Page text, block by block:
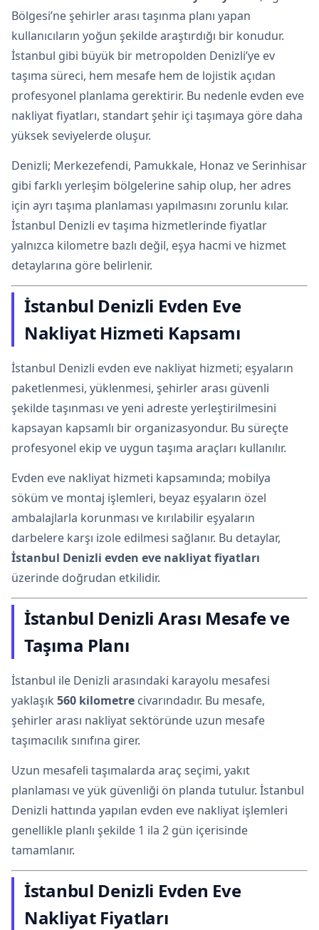
Bölgesi’ne şehirler arası taşınma planı yapan
kullanıcıların yoğun şekilde araştırdığı bir konudur.
İstanbul gibi büyük bir metropolden Denizli’ye ev
taşıma süreci, hem mesafe hem de lojistik açıdan
profesyonel planlama gerektirir. Bu nedenle evden eve
nakliyat fiyatları, standart şehir içi taşımaya göre daha
yüksek seviyelerde oluşur.
Denizli; Merkezefendi, Pamukkale, Honaz ve Serinhisar
gibi farklı yerleşim bölgelerine sahip olup, her adres
için ayrı taşıma planlaması yapılmasını zorunlu kılar.
İstanbul Denizli ev taşıma hizmetlerinde fiyatlar
yalnızca kilometre bazlı değil, eşya hacmi ve hizmet
detaylarına göre belirlenir.
İstanbul Denizli Evden Eve
Nakliyat Hizmeti Kapsamı
İstanbul Denizli evden eve nakliyat hizmeti; eşyaların
paketlenmesi, yüklenmesi, şehirler arası güvenli
şekilde taşınması ve yeni adreste yerleştirilmesini
kapsayan kapsamlı bir organizasyondur. Bu süreçte
profesyonel ekip ve uygun taşıma araçları kullanılır.
Evden eve nakliyat hizmeti kapsamında; mobilya
söküm ve montaj işlemleri, beyaz eşyaların özel
ambalajlarla korunması ve kırılabilir eşyaların
darbelere karşı izole edilmesi sağlanır. Bu detaylar,
İstanbul Denizli evden eve nakliyat fiyatları
üzerinde doğrudan etkilidir.
İstanbul Denizli Arası Mesafe ve
Taşıma Planı
İstanbul ile Denizli arasındaki karayolu mesafesi
yaklaşık 560 kilometre civarındadır. Bu mesafe,
şehirler arası nakliyat sektöründe uzun mesafe
taşımacılık sınıfına girer.
Uzun mesafeli taşımalarda araç seçimi, yakıt
planlaması ve yük güvenliği ön planda tutulur. İstanbul
Denizli hattında yapılan evden eve nakliyat işlemleri
genellikle planlı şekilde 1 ila 2 gün içerisinde
tamamlanır.
İstanbul Denizli Evden Eve
Nakliyat Fiyatları